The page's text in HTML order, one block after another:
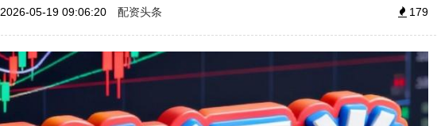
2026-05-19 09:06:20 配资头条 179